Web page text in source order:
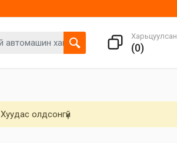
Харьцуулсан
(0)
Хуудас олдсонгүй